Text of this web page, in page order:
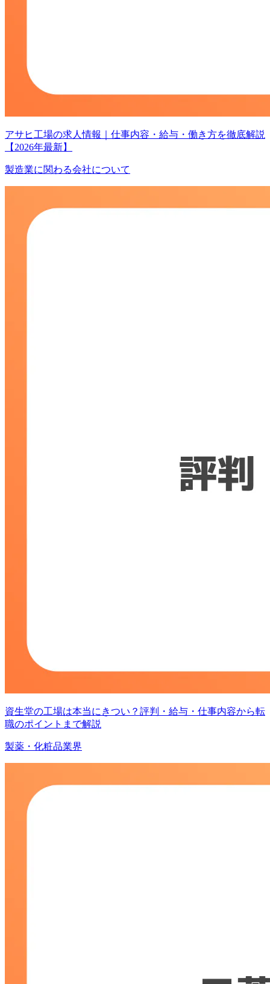
アサヒ工場の求人情報｜仕事内容・給与・働き方を徹底解説
【2026年最新】
製造業に関わる会社について
資生堂の工場は本当にきつい？評判・給与・仕事内容から転
職のポイントまで解説
製薬・化粧品業界